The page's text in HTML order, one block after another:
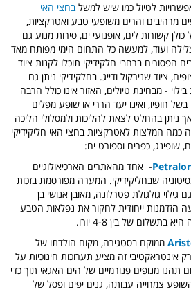
לטיול כמו שיש למשלבחצי האי
מרהיבים והרים משופעי טבע ואטרקציות,
כולן קשורות לים, אופנועי ים, סירות מנוע גם
ועוד, למעשה כל התחום הימי מפותח מאד
הפסורים ברחבי חלקידיקי תוכלו לקנות ציוד
ציוד שנירקול ודייג. בחלקידיקי ניתן גם
- מבחינת טיולים, האזור אינו כולל הרבה
חופיו, ואינו יעד הררי או שופע מפלים
אך ניתן בהחלט לצאת להליכות ולמסלולי הליכה
כמה המלצות לאטרקציות בחצי האי חליקידיקי
שופינג, כפרים וספורט ים:
- אחד מהאתרים הארכיאולוגיים
שבחליקידיקי. המערה מפורסמת בזכות
גילוי גולגולת פטרלונה, מאובן אנושי בן
הזדמנות ייחודית לחקור את נפלאות הטבע
של בין 4-8 יורו.
ממוקם בסטגירה, מקום הולדתו של
אינטראקטיבי זה מציע תערוכות חינוכיות על
תהנו מנופים פנורמיים של הים האגאי תוך כדי
צמחייה עבותה, גנים יפים ופסל של